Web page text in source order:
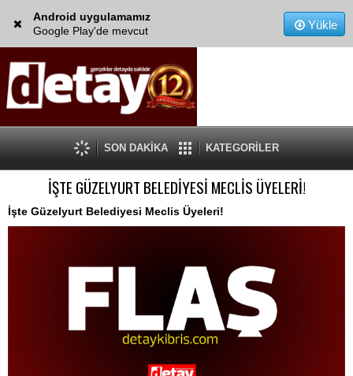
Android uygulamamız
Google Play'de mevcut
Yükle
SON DAKİKA KATEGORİLER
İŞTE GÜZELYURT BELEDİYESİ MECLİS ÜYELERİ!
İşte Güzelyurt Belediyesi Meclis Üyeleri!